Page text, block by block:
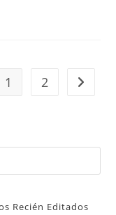
1 2 Ir a la
Recién Editados